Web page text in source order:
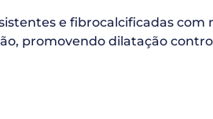
e fibrocalcificadas com
promovendo dilatação